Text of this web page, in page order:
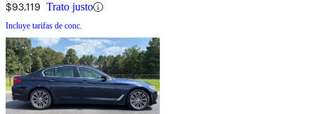
$93,119 Trato justo
Incluye tarifas de conc.